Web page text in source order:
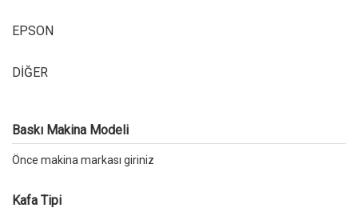
EPSON
DİĞER
Baskı Makina Modeli
Önce makina markası giriniz
Kafa Tipi